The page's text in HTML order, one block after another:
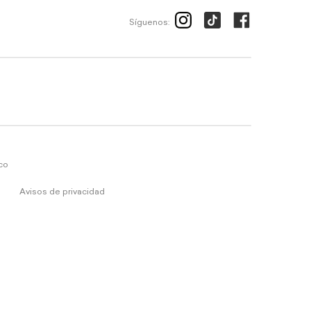
Síguenos:
Avisos de privacidad